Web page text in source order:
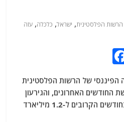
הרשות הפלסטינית, ישראל, כלכלה,עזה
c
e
הפיננסי של הרשות הפלסטינית
האחרונים, והגירעון
התקציבי של ארגון זה יגיע בחודשים הקרובים ל-1.2 מיליארד